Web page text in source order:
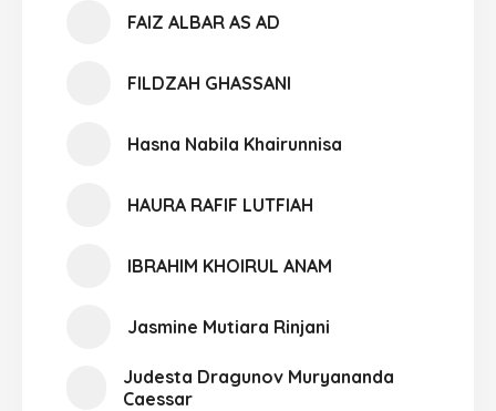
FAIZ ALBAR AS AD
FILDZAH GHASSANI
Hasna Nabila Khairunnisa
HAURA RAFIF LUTFIAH
IBRAHIM KHOIRUL ANAM
Jasmine Mutiara Rinjani
Judesta Dragunov Muryananda
Caessar